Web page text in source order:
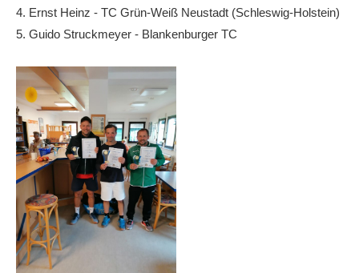
Unternehmer-Cup 2026
5. Kreismeisterschaften Anhalt Bitterfeld Kinder und
Vereinsturniere 2026
4. Ernst Heinz - TC Grün-Weiß Neustadt (Schleswig-Holstein)
5. Guido Struckmeyer - Blankenburger TC